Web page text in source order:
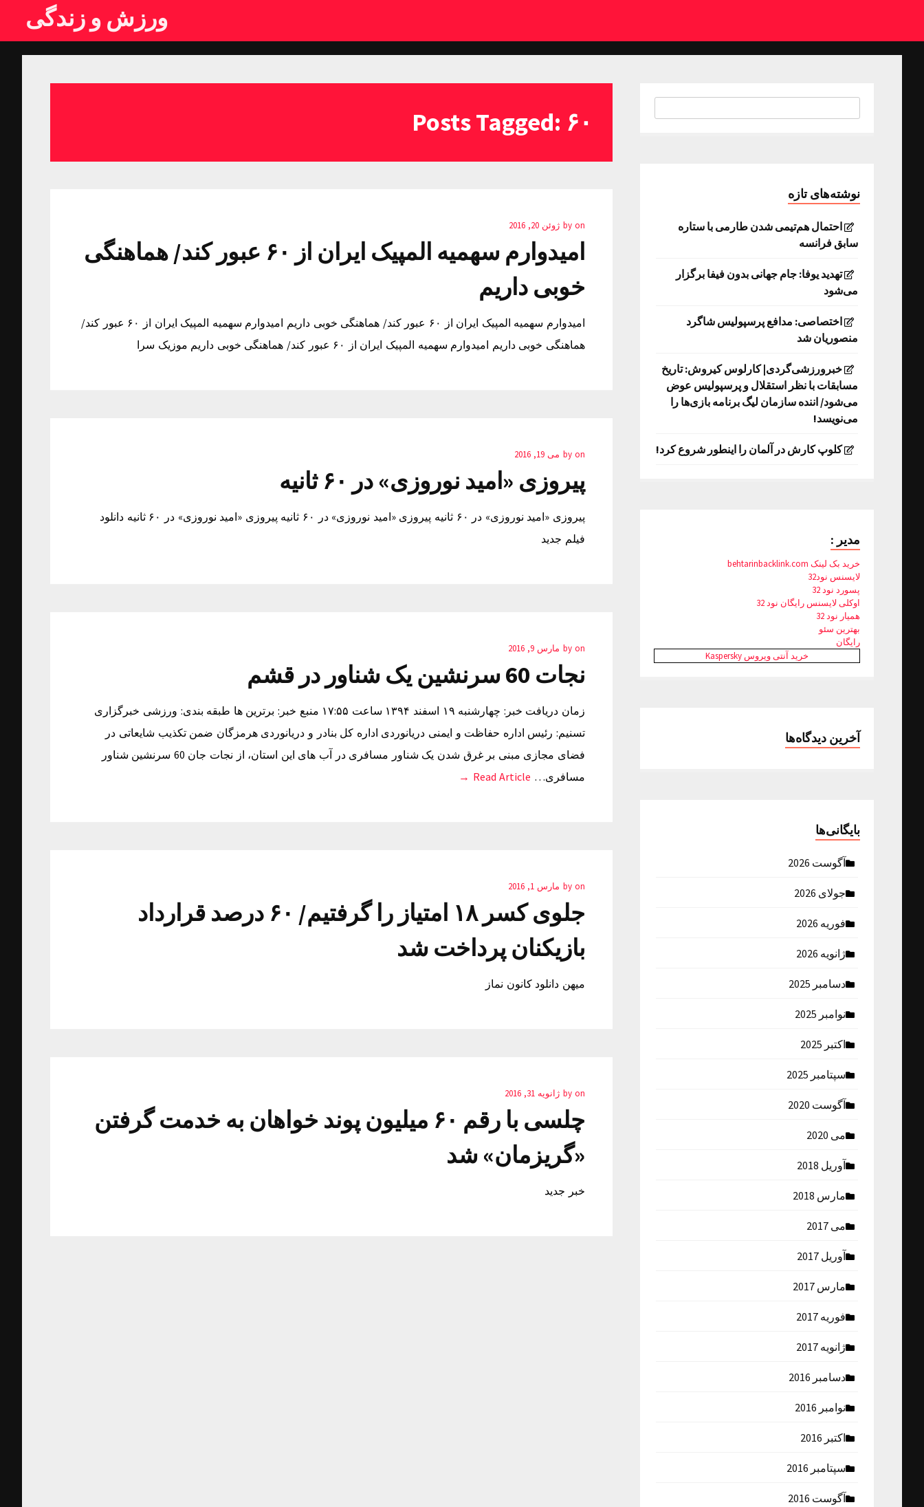
ورزش و زندگی
Posts Tagged: ۶۰
by on ژوئن 20, 2016
امیدوارم سهمیه المپیک ایران از ۶۰ عبور کند/ هماهنگی
خوبی داریم
امیدوارم سهمیه المپیک ایران از ۶۰ عبور کند/ هماهنگی خوبی داریم امیدوارم سهمیه المپیک ایران از ۶۰ عبور کند/
هماهنگی خوبی داریم امیدوارم سهمیه المپیک ایران از ۶۰ عبور کند/ هماهنگی خوبی داریم موزیک سرا
by on می 19, 2016
پیروزی «امید نوروزی» در ۶۰ ثانیه
پیروزی «امید نوروزی» در ۶۰ ثانیه پیروزی «امید نوروزی» در ۶۰ ثانیه پیروزی «امید نوروزی» در ۶۰ ثانیه دانلود
فیلم جدید
by on مارس 9, 2016
نجات 60 سرنشین یک شناور در قشم
زمان دریافت خبر: چهارشنبه ۱۹ اسفند ۱۳۹۴ ساعت ۱۷:۵۵ منبع خبر: برترین ها طبقه بندی: ورزشی خبرگزاری
تسنیم: رئیس اداره حفاظت و ایمنی دریانوردی اداره کل بنادر و دریانوردی هرمزگان ضمن تکذیب شایعاتی در
فضای مجازی مبنی بر غرق شدن یک شناور مسافری در آب های این استان، از نجات جان 60 سرنشین شناور
مسافری… Read Article →
by on مارس 1, 2016
جلوی کسر ۱۸ امتیاز را گرفتیم/ ۶۰ درصد قرارداد
بازیکنان پرداخت شد
میهن دانلود کانون نماز
by on ژانویه 31, 2016
چلسی با رقم ۶۰ میلیون پوند خواهان به خدمت گرفتن
«گریزمان» شد
خبر جدید
نوشته‌های تازه
احتمال هم‌تیمی شدن طارمی با ستاره
سابق فرانسه
تهدید یوفا: جام جهانی بدون فیفا برگزار
می‌شود
اختصاصی: مدافع پرسپولیس شاگرد
منصوریان شد
خبرورزشی‌گردی| کارلوس کیروش: تاریخ
مسابقات با نظر استقلال و پرسپولیس عوض
می‌شود/ اننده سازمان لیگ برنامه بازی‌ها را
می‌نویسد!
کلوپ کارش در آلمان را اینطور شروع کرد!
مدیر :
خرید بک لینک behtarinbacklink.com
لایسنس نود32
پسورد نود 32
اوکلی لایسنس رایگان نود 32
همیار نود 32
بهترین سئو
رایگان
خرید آنتی ویروس Kaspersky
آخرین دیدگاه‌ها
بایگانی‌ها
آگوست 2026
جولای 2026
فوریه 2026
ژانویه 2026
دسامبر 2025
نوامبر 2025
اکتبر 2025
سپتامبر 2025
آگوست 2020
می 2020
آوریل 2018
مارس 2018
می 2017
آوریل 2017
مارس 2017
فوریه 2017
ژانویه 2017
دسامبر 2016
نوامبر 2016
اکتبر 2016
سپتامبر 2016
آگوست 2016